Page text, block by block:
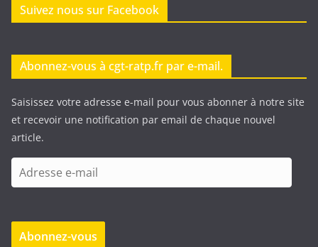
Suivez nous sur Facebook
Abonnez-vous à cgt-ratp.fr par e-mail.
Saisissez votre adresse e-mail pour vous abonner à notre site
et recevoir une notification par email de chaque nouvel
article.
d
e
Abonnez-vous